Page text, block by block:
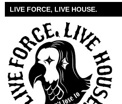
LIVE FORCE, LIVE HOUSE.